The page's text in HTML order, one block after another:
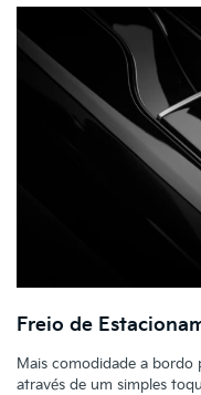
Freio de
Mais comodidade a
através de um simples